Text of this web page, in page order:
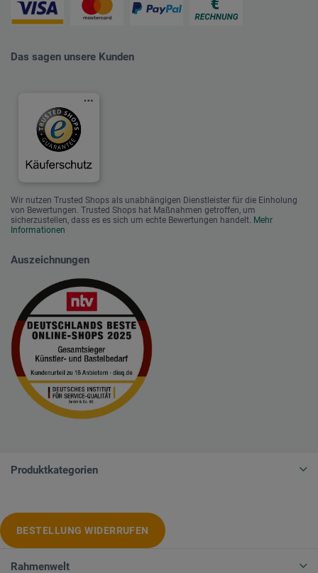
Das sagen unsere Kunden
Wir nutzen Trusted Shops als unabhängigen Dienstleister für die Einholung
von Bewertungen. Trusted Shops hat Maßnahmen getroffen, um
sicherzustellen, dass es es sich um echte Bewertungen handelt. Mehr
Informationen
Auszeichnungen
Produktkategorien
BESTELLUNG WIDERRUFEN
Rahmenwelt